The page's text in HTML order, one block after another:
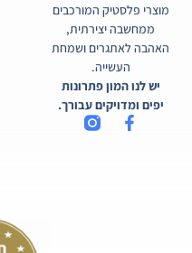
מוצרי פלסטיק המורכבים
ממחשבה יצירתית,
האהבה לאתגרים ושמחת
העשייה.
יש לנו המון פתרונות
יפים ומדויקים עבורך.